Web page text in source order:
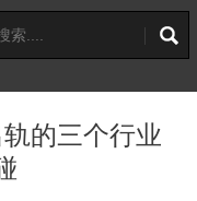
的三个行业